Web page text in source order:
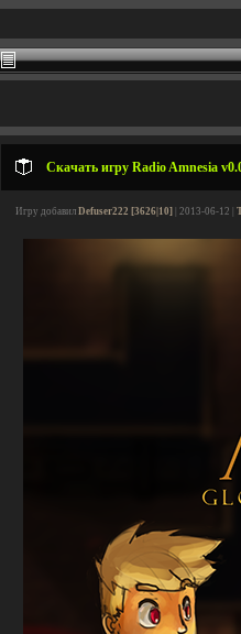
Скачать игру Radio Amnesia
Игру добавил Defuser222 [3626|10] | 2013-06-12 |